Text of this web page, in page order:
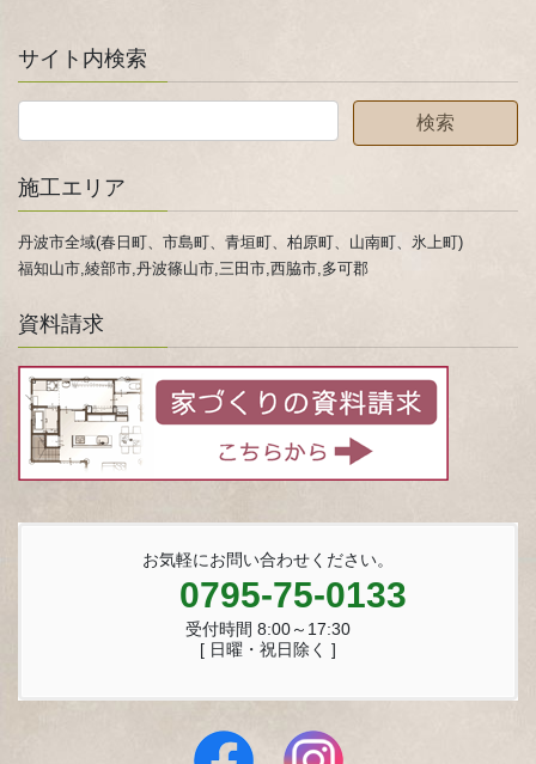
サイト内検索
施工エリア
丹波市全域(春日町、市島町、青垣町、柏原町、山南町、氷上町)
福知山市,綾部市,丹波篠山市,三田市,西脇市,多可郡
資料請求
お気軽にお問い合わせください。
0795-75-0133
受付時間 8:00～17:30
[ 日曜・祝日除く ]